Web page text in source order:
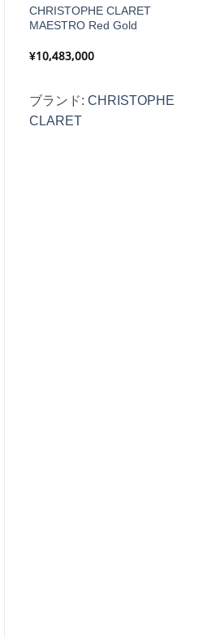
CHRISTOPHE CLARET
MAESTRO Red Gold
¥10,483,000
ブランド:CHRISTOPHE
CLARET